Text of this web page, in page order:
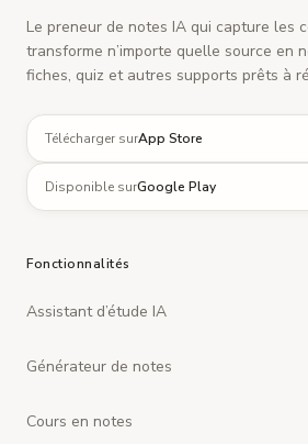
Le preneur de notes IA qui capture les
transforme n’importe quelle source en
fiches, quiz et autres supports prêts à
Télécharger surApp Store
Disponible surGoogle Play
Fonctionnalités
Assistant d’étude IA
Générateur de notes
Cours en notes